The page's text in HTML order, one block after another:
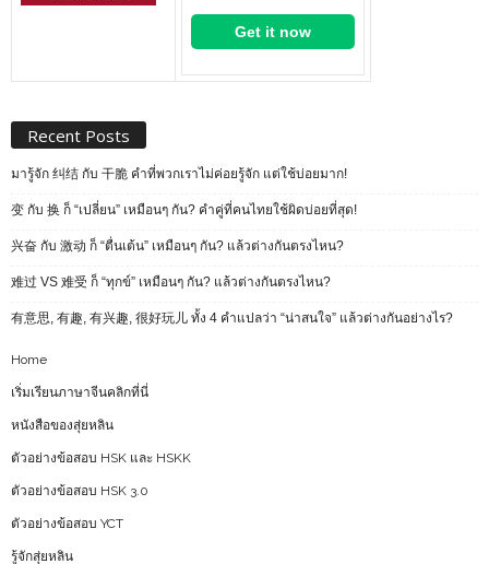
Get it now
Recent Posts
มารู้จัก 纠结 กับ 干脆 คำที่พวกเราไม่ค่อยรู้จัก แต่ใช้บ่อยมาก!
变 กับ 换 ก็ “เปลี่ยน” เหมือนๆ กัน? คำคู่ที่คนไทยใช้ผิดบ่อยที่สุด!
兴奋 กับ 激动 ก็ “ตื่นเต้น” เหมือนๆ กัน? แล้วต่างกันตรงไหน?
难过 VS 难受 ก็ “ทุกข์” เหมือนๆ กัน? แล้วต่างกันตรงไหน?
有意思, 有趣, 有兴趣, 很好玩儿 ทั้ง 4 คำแปลว่า “น่าสนใจ” แล้วต่างกันอย่างไร?
Home
เริ่มเรียนภาษาจีนคลิกที่นี่
หนังสือของสุ่ยหลิน
ตัวอย่างข้อสอบ HSK และ HSKK
ตัวอย่างข้อสอบ HSK 3.0
ตัวอย่างข้อสอบ YCT
รู้จักสุ่ยหลิน